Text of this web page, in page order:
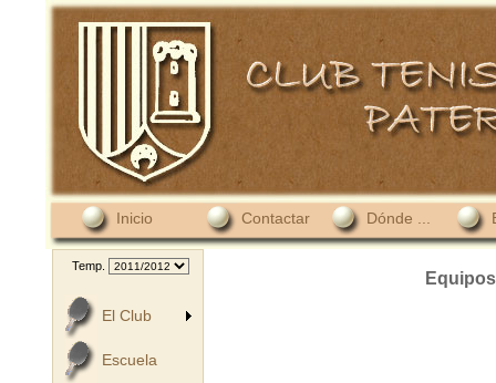
Inicio Contactar Dónde ...
Temp.
El Club
Escuela